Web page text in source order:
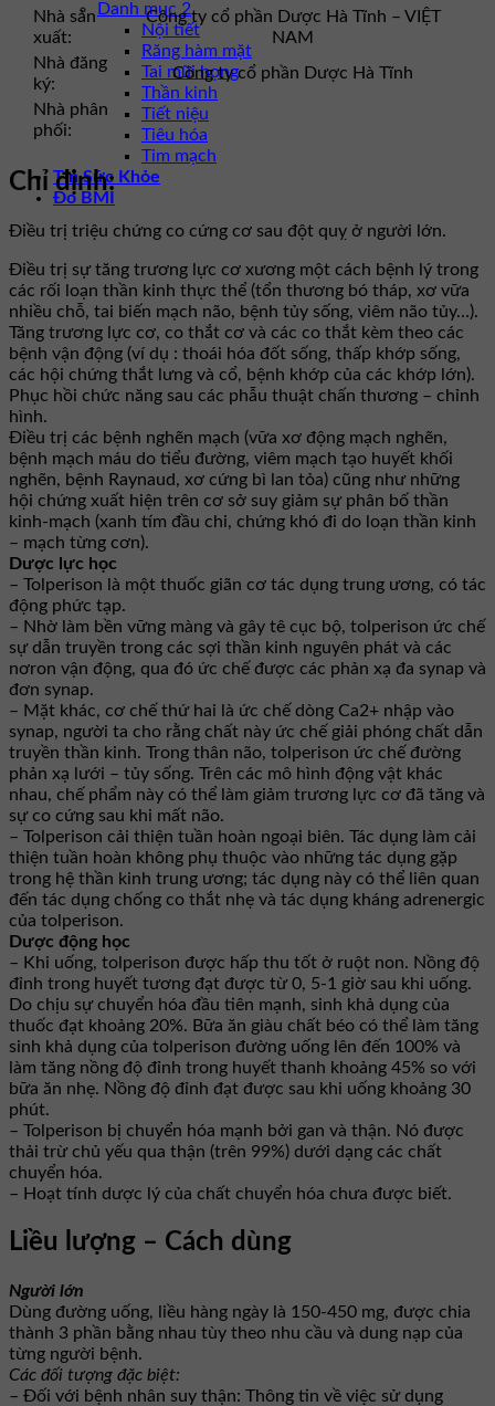
Danh mục 2
Nội tiết
Răng hàm mặt
Tai mũi họng
Thần kinh
Tiết niệu
Tiêu hóa
Tim mạch
Tin Sức Khỏe
Đo BMI
Nhà sản
xuất:
Công ty cổ phần Dược Hà Tĩnh – VIỆT
NAM
Nhà đăng
ký:
Công ty cổ phần Dược Hà Tĩnh
Nhà phân
phối:
Chỉ định:
Điều trị triệu chứng co cứng cơ sau đột quỵ ở người lớn.
Điều trị sự tăng trương lực cơ xương một cách bệnh lý trong
các rối loạn thần kinh thực thể (tổn thương bó tháp, xơ vữa
nhiều chỗ, tai biến mạch não, bệnh tủy sống, viêm não tủy…).
Tăng trương lực cơ, co thắt cơ và các co thắt kèm theo các
bệnh vận động (ví dụ : thoái hóa đốt sống, thấp khớp sống,
các hội chứng thắt lưng và cổ, bệnh khớp của các khớp lớn).
Phục hồi chức năng sau các phẫu thuật chấn thương – chỉnh
hình.
Điều trị các bệnh nghẽn mạch (vữa xơ động mạch nghẽn,
bệnh mạch máu do tiểu đường, viêm mạch tạo huyết khối
nghẽn, bệnh Raynaud, xơ cứng bì lan tỏa) cũng như những
hội chứng xuất hiện trên cơ sở suy giảm sự phân bố thần
kinh-mạch (xanh tím đầu chi, chứng khó đi do loạn thần kinh
– mạch từng cơn).
Dược lực học
– Tolperison là một thuốc giãn cơ tác dụng trung ương, có tác
động phức tạp.
– Nhờ làm bền vững màng và gây tê cục bộ, tolperison ức chế
sự dẫn truyền trong các sợi thần kinh nguyên phát và các
nơron vận động, qua đó ức chế được các phản xạ đa synap và
đơn synap.
– Mặt khác, cơ chế thứ hai là ức chế dòng Ca2+ nhập vào
synap, người ta cho rằng chất này ức chế giải phóng chất dẫn
truyền thần kinh. Trong thân não, tolperison ức chế đường
phản xạ lưới – tủy sống. Trên các mô hình động vật khác
nhau, chế phẩm này có thể làm giảm trương lực cơ đã tăng và
sự co cứng sau khi mất não.
– Tolperison cải thiện tuần hoàn ngoại biên. Tác dụng làm cải
thiện tuần hoàn không phụ thuộc vào những tác dụng gặp
trong hệ thần kinh trung ương; tác dụng này có thể liên quan
đến tác dụng chống co thắt nhẹ và tác dụng kháng adrenergic
của tolperison.
Dược động học
– Khi uống, tolperison được hấp thu tốt ở ruột non. Nồng độ
đỉnh trong huyết tương đạt được từ 0, 5-1 giờ sau khi uống.
Do chịu sự chuyển hóa đầu tiên mạnh, sinh khả dụng của
thuốc đạt khoảng 20%. Bữa ăn giàu chất béo có thể làm tăng
sinh khả dụng của tolperison đường uống lên đến 100% và
làm tăng nồng độ đỉnh trong huyết thanh khoảng 45% so với
bữa ăn nhẹ. Nồng độ đỉnh đạt được sau khi uống khoảng 30
phút.
– Tolperison bị chuyển hóa mạnh bởi gan và thận. Nó được
thải trừ chủ yếu qua thận (trên 99%) dưới dạng các chất
chuyển hóa.
– Hoạt tính dược lý của chất chuyển hóa chưa được biết.
Liều lượng – Cách dùng
Người lớn
Dùng đường uống, liều hàng ngày là 150-450 mg, được chia
thành 3 phần bằng nhau tùy theo nhu cầu và dung nạp của
từng người bệnh.
Các đối tượng đặc biệt:
– Đối với bệnh nhân suy thận: Thông tin về việc sử dụng